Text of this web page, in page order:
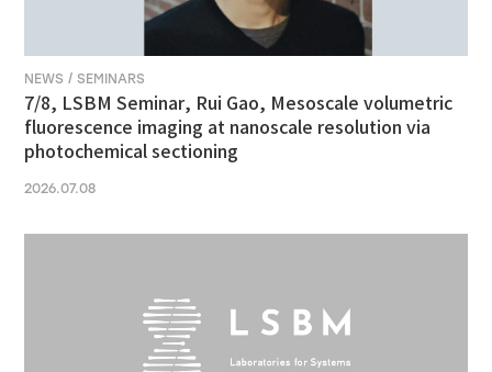
NEWS / SEMINARS
7/8, LSBM Seminar, Rui Gao, Mesoscale volumetric
fluorescence imaging at nanoscale resolution via
photochemical sectioning
2026.07.08